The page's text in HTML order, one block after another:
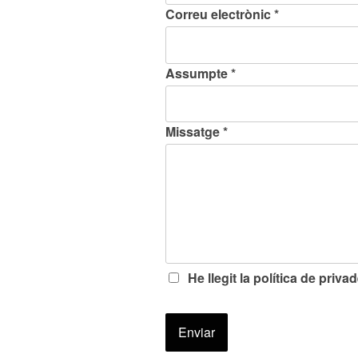
Correu electrònic *
Assumpte *
Missatge *
He llegit la política de